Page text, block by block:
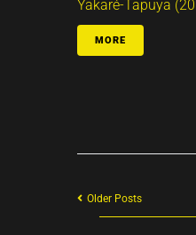
Yakaré-Tapuya
MORE
Older Posts